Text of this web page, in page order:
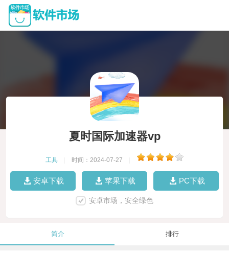
夏时国际加速器vp
工具 时间：2024-07-27
安卓下载 苹果下载 PC下载
安卓市场，安全绿色
简介 排行